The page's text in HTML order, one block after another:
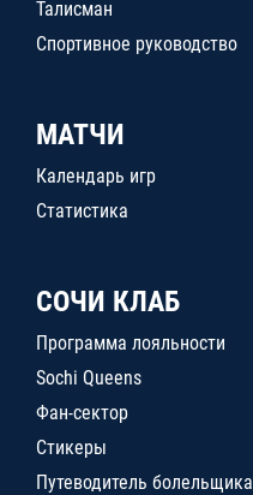
Талисман
Спортивное руководство
МАТЧИ
Календарь игр
Статистика
СОЧИ КЛАБ
Программа лояльности
Sochi Queens
Фан-сектор
Стикеры
Путеводитель болельщика